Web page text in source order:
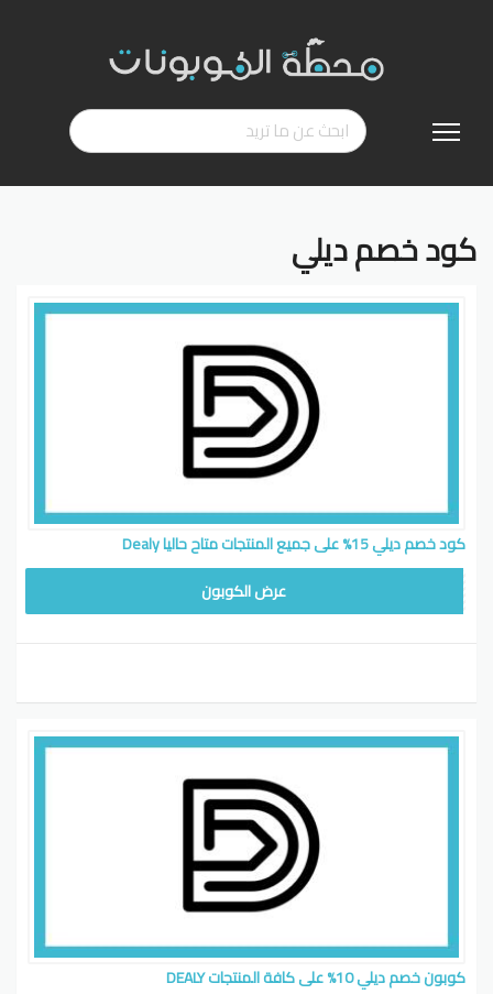
إلى
كود خصم ديلي
كود خصم ديلي 15% على جميع المنتجات متاح حاليا Dealy
عرض الكوبون
كوبون خصم ديلي 10% على كافة المنتجات DEALY